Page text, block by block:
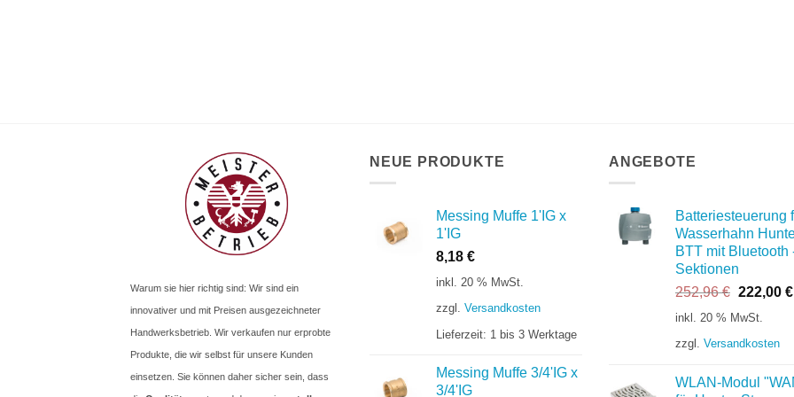
Warum sie hier richtig sind: Wir sind ein
innovativer und mit Preisen ausgezeichneter
Handwerksbetrieb. Wir verkaufen nur erprobte
Produkte, die wir selbst für unsere Kunden
einsetzen. Sie können daher sicher sein, dass
NEUE PRODUKTE
Messing Muffe 1'IG x
1'IG
8,18 €
inkl. 20 % MwSt.
zzgl. Versandkosten
Lieferzeit: 1 bis 3 Werktage
Messing Muffe 3/4'IG x
3/4'IG
ANGEBOTE
Batteriesteuerung
Wasserhahn
BTT mit Bluetooth
Sektionen
252,96€
Preis
252,96 €
222,00 €
inkl. 20 % MwSt.
zzgl. Versandkosten
WLAN-Modul